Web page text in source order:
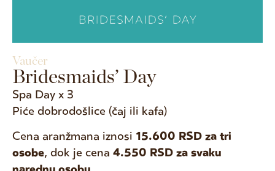
Vaučer
Bridesmaids’ Day
Spa Day x 3
Piće dobrodošlice (čaj ili kafa)
Cena aranžmana iznosi 15.600 RSD za tri
osobe, dok je cena 4.550 RSD za svaku